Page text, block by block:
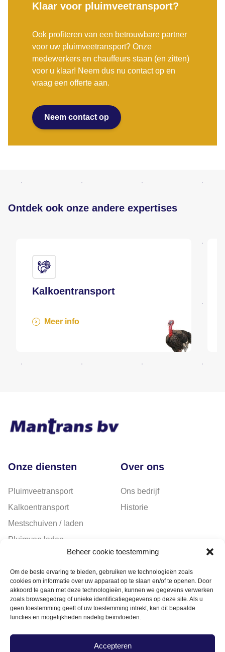
Beheer cookie toestemming
Om de beste ervaring te bieden, gebruiken we technologieën zoals
cookies om informatie over uw apparaat op te slaan en/of te openen. Door
akkoord te gaan met deze technologieën, kunnen we gegevens verwerken
zoals browsegedrag of unieke identificatiegegevens op deze site. Als u
geen toestemming geeft of uw toestemming intrekt, kan dit bepaalde
functies en mogelijkheden nadelig beïnvloeden.
Accepteren
Klaar voor pluimveetransport?
Ook profiteren van een betrouwbare partner
voor uw pluimveetransport? Onze
medewerkers en chauffeurs staan (en zitten)
voor u klaar! Neem dus nu contact op en
vraag een offerte aan.
Neem contact op
Ontdek ook onze andere expertises
Kalkoentransport
Meer info
Onze diensten
Pluimveetransport
Kalkoentransport
Mestschuiven / laden
Pluimvee laden
Over ons
Ons bedrijf
Historie
LinkedinFacebookInstagram